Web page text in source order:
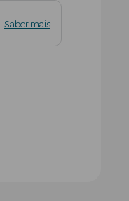
Saber mais